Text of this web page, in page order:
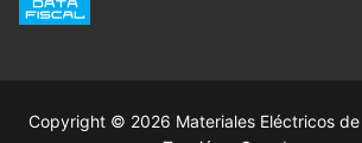
Copyright © 2026 Materiales Eléctricos de